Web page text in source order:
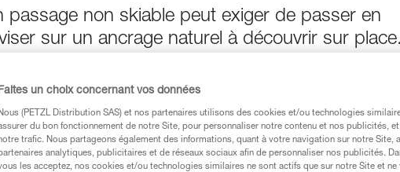
non skiable peut exiger de passer en
sur un ancrage naturel à découvrir sur
des produits utilisés dans ce conseil avant de le
les informations de la notice technique pour pouvoir
un choix concernant vos données
Nous (PETZL Distribution SAS) et nos partenaires utilisons des cookies et/ou technologies
du bon fonctionnement de notre Site, pour personnaliser notre contenu et nos publicités,
trafic. Nous partageons également des informations, quant à votre navigation sur notre Site,
analytiques, publicitaires et de réseaux sociaux afin de personnaliser nos publicités.
les acceptez, nos cookies et/ou technologies similaires ne sont actifs que sur notre Site et ne